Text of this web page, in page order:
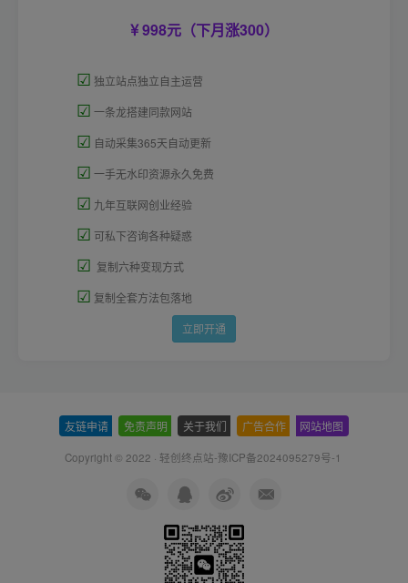
998元（下月涨300）
☑ 独立站点独立自主运营
☑ 一条龙搭建同款网站
☑ 自动采集365天自动更新
☑ 一手无水印资源永久免费
☑ 九年互联网创业经验
☑ 可私下咨询各种疑惑
☑ 复制六种变现方式
☑ 复制全套方法包落地
立即开通
友链申请 免责声明 关于我们 广告合作 网站地图
Copyright © 2022 · 轻创终点站-豫ICP备2024095279号-1